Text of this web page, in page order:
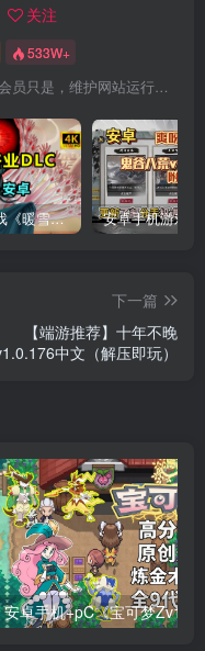
关注
533W+
B站up，免费分享资源，会员只是，维护网站运行，会员权利为可以支持本地下载，更多内容，敬请期待！
PC/安卓游戏《暖雪最新v3.1.0.1》终业DLC整合版！
下一篇
【端游推荐】十年不晚
中文（解压即玩）